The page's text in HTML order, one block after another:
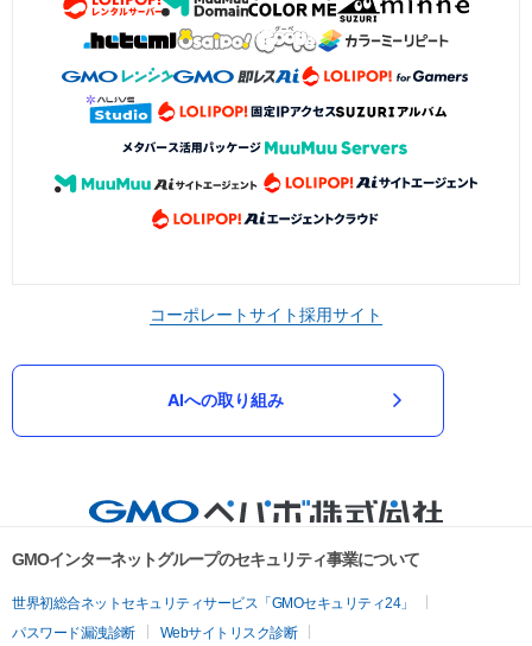
コーポレートサイト採用サイト
AIへの取り組み
GMOインターネットグループのセキュリティ事業について
世界初総合ネットセキュリティサービス「GMOセキュリティ24」
パスワード漏洩診断
Webサイトリスク診断